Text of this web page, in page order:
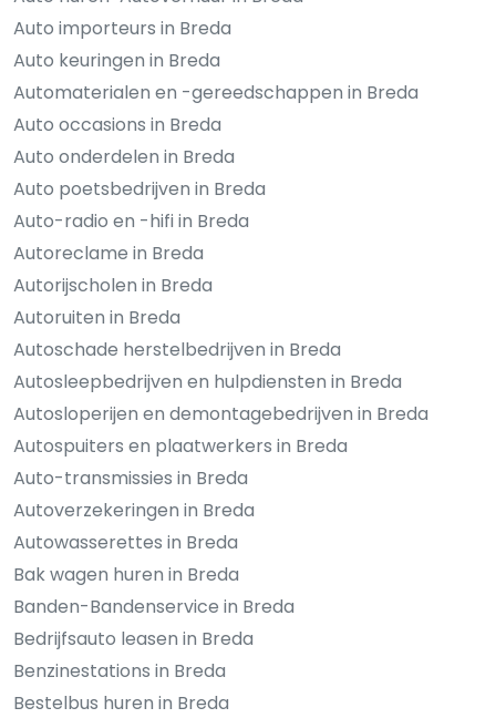
Auto importeurs in Breda
Auto keuringen in Breda
Automaterialen en -gereedschappen in Breda
Auto occasions in Breda
Auto onderdelen in Breda
Auto poetsbedrijven in Breda
Auto-radio en -hifi in Breda
Autoreclame in Breda
Autorijscholen in Breda
Autoruiten in Breda
Autoschade herstelbedrijven in Breda
Autosleepbedrijven en hulpdiensten in Breda
Autosloperijen en demontagebedrijven in Breda
Autospuiters en plaatwerkers in Breda
Auto-transmissies in Breda
Autoverzekeringen in Breda
Autowasserettes in Breda
Bak wagen huren in Breda
Banden-Bandenservice in Breda
Bedrijfsauto leasen in Breda
Benzinestations in Breda
Bestelbus huren in Breda